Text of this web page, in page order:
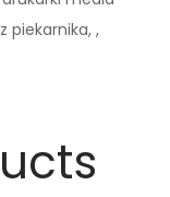
piekarnika, ,